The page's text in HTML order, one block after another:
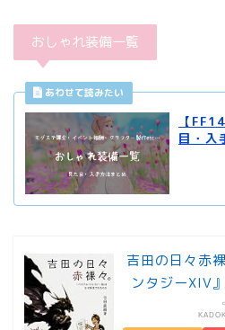
おしゃれ装備一覧
【
目・入
吉田の日々赤
ンタジーXIV